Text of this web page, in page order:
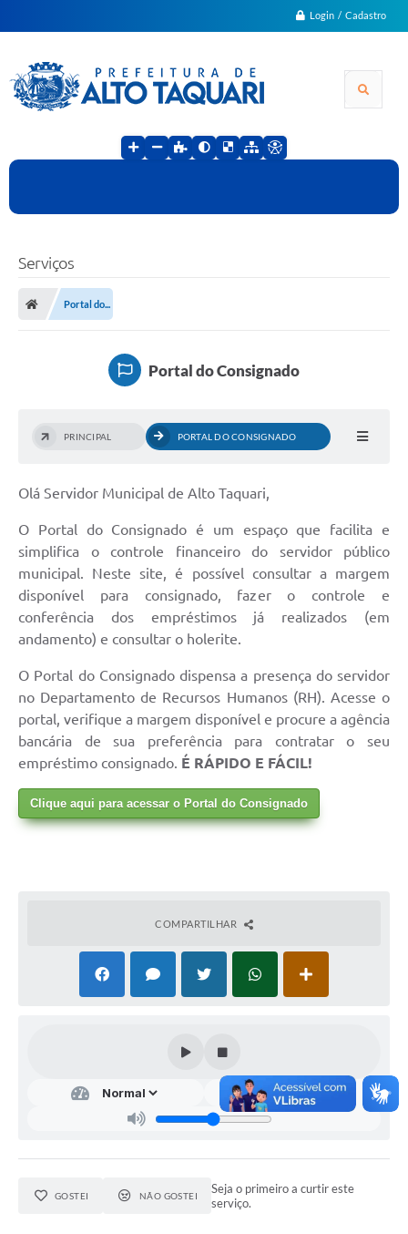
Login / Cadastro
Serviços
Portal do...
Portal do Consignado
PRINCIPAL PORTAL DO CONSIGNADO
Olá Servidor Municipal de Alto Taquari,
O Portal do Consignado é um espaço que facilita e
simplifica o controle financeiro do servidor público
municipal. Neste site, é possível consultar a margem
disponível para consignado, fazer o controle e
conferência dos empréstimos já realizados (em
andamento) e consultar o holerite.
O Portal do Consignado dispensa a presença do servidor
no Departamento de Recursos Humanos (RH). Acesse o
portal, verifique a margem disponível e procure a agência
bancária de sua preferência para contratar o seu
empréstimo consignado. É RÁPIDO E FÁCIL!
Clique aqui para acessar o Portal do Consignado
COMPARTILHAR
GOSTEI NÃO GOSTEI
Seja o primeiro a curtir este
serviço.